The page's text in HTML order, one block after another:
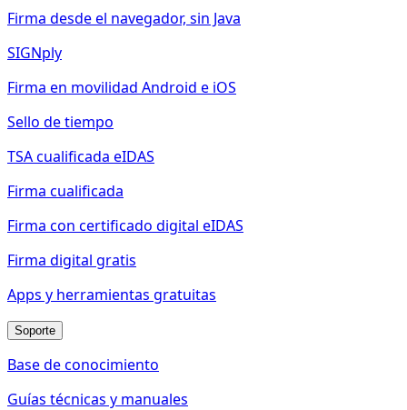
Firma desde el navegador, sin Java
SIGNply
Firma en movilidad Android e iOS
Sello de tiempo
TSA cualificada eIDAS
Firma cualificada
Firma con certificado digital eIDAS
Firma digital gratis
Apps y herramientas gratuitas
Soporte
Base de conocimiento
Guías técnicas y manuales